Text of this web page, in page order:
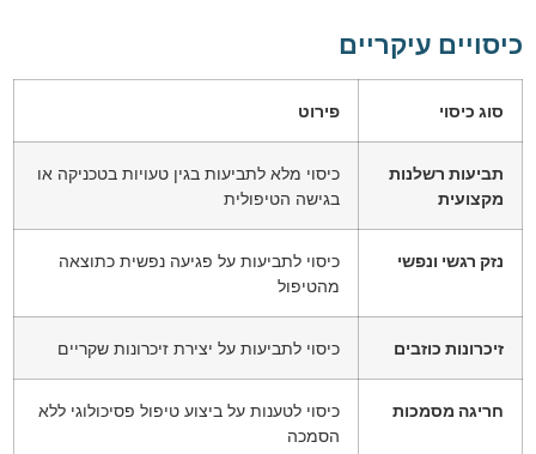
כיסויים עיקריים
סוג כיסוי פירוט
תביעות רשלנות
מקצועית
כיסוי מלא לתביעות בגין טעויות בטכניקה או
בגישה הטיפולית
נזק רגשי ונפשי
כיסוי לתביעות על פגיעה נפשית כתוצאה
מהטיפול
זיכרונות כוזבים כיסוי לתביעות על יצירת זיכרונות שקריים
חריגה מסמכות
כיסוי לטענות על ביצוע טיפול פסיכולוגי ללא
הסמכה